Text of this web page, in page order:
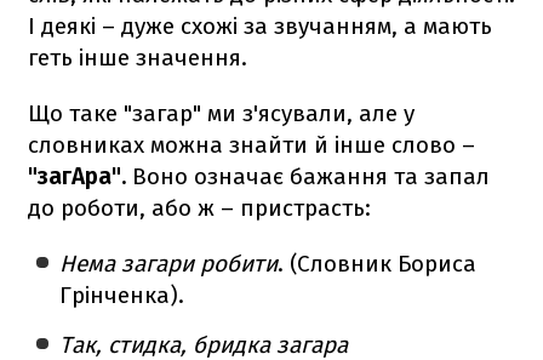
І деякі – дуже схожі за звучанням, а мають
геть інше значення.
Що таке "загар" ми з'ясували, але у
словниках можна знайти й інше слово –
"загАра". Воно означає бажання та запал
до роботи, або ж – пристрасть:
Нема загари робити. (Словник Бориса
Грінченка).
Так, стидка, бридка загара